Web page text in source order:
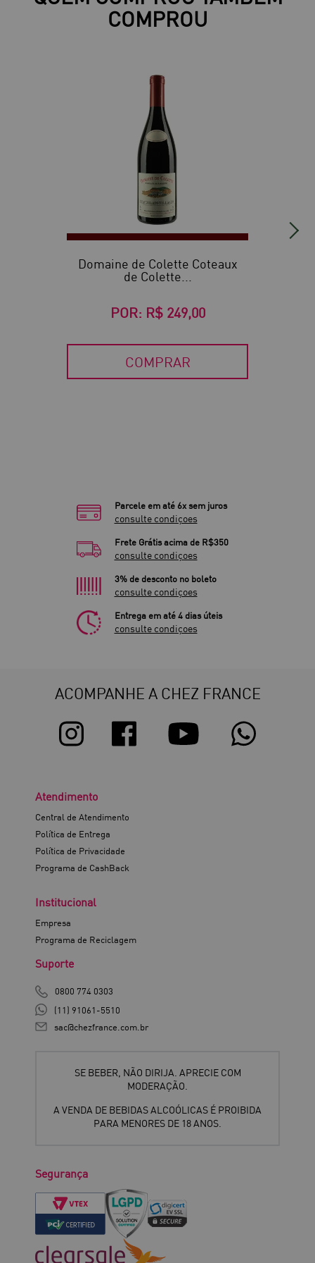
COMPROU
Domaine de Colette Coteaux
de Colette...
POR: R$ 249,00
COMPRAR
Parcele em até 6x sem juros
consulte condiçoes
Frete Grátis acima de R$350
consulte condiçoes
3% de desconto no boleto
consulte condiçoes
Entrega em até 4 dias úteis
consulte condiçoes
ACOMPANHE A CHEZ FRANCE
Atendimento
Central de Atendimento
Política de Entrega
Política de Privacidade
Programa de CashBack
Institucional
Empresa
Programa de Reciclagem
Suporte
0800 774 0303
(11) 91061-5510
sac@chezfrance.com.br
SE BEBER, NÃO DIRIJA. APRECIE COM
MODERAÇÃO.
A VENDA DE BEBIDAS ALCOÓLICAS É PROIBIDA
PARA MENORES DE 18 ANOS.
Segurança